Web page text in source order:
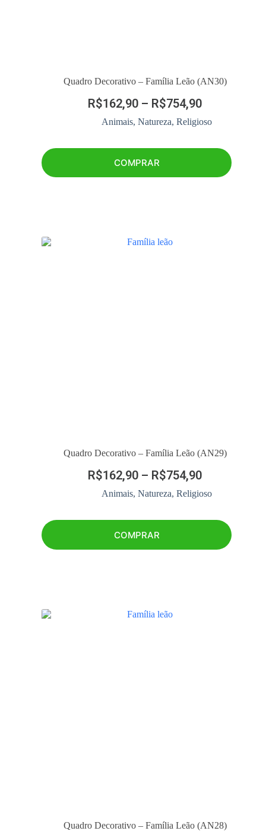
Quadro Decorativo – Família Leão (AN30)
R$162,90 – R$754,90
Animais, Natureza, Religioso
COMPRAR
Quadro Decorativo – Família Leão (AN29)
R$162,90 – R$754,90
Animais, Natureza, Religioso
COMPRAR
Quadro Decorativo – Família Leão (AN28)